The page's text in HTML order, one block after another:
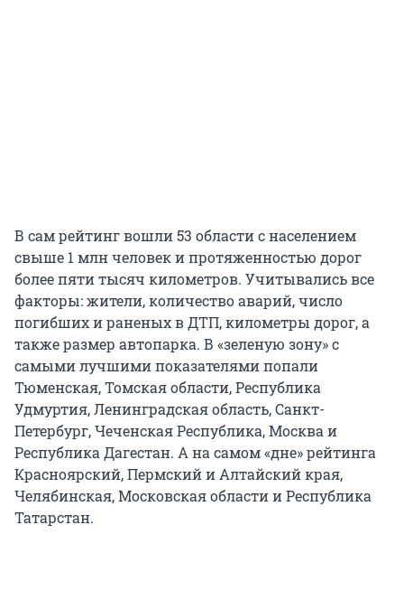
В сам рейтинг вошли 53 области с населением
свыше 1 млн человек и протяженностью дорог
более пяти тысяч километров. Учитывались все
факторы: жители, количество аварий, число
погибших и раненых в ДТП, километры дорог, а
также размер автопарка. В «зеленую зону» с
самыми лучшими показателями попали
Тюменская, Томская области, Республика
Удмуртия, Ленинградская область, Санкт-
Петербург, Чеченская Республика, Москва и
Республика Дагестан. А на самом «дне» рейтинга
Красноярский, Пермский и Алтайский края,
Челябинская, Московская области и Республика
Татарстан.